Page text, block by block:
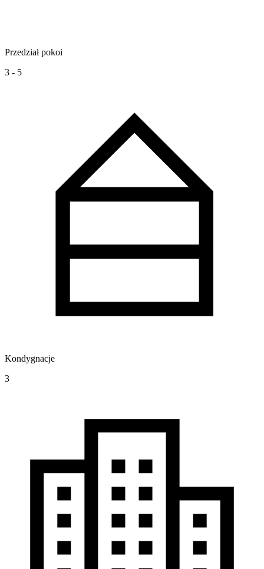
Przedział pokoi
3 - 5
Kondygnacje
3